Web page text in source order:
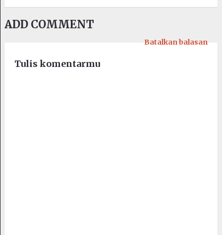
ADD COMMENT
Tulis komentarmu
Batalkan balasan